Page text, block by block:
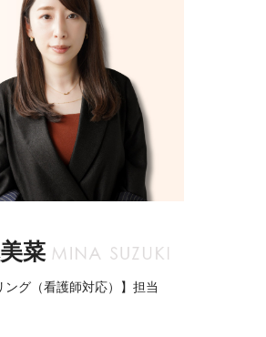
菜
ング（看護師対応）】担当